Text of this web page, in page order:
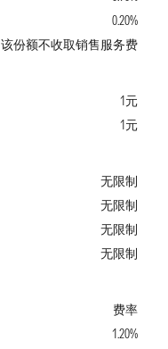
0.20%
该份额不收取销售服务费
1元
1元
无限制
无限制
无限制
无限制
费率
1.20%